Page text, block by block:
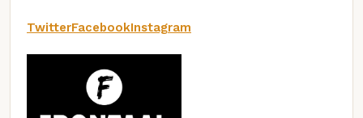
TwitterFacebookInstagram